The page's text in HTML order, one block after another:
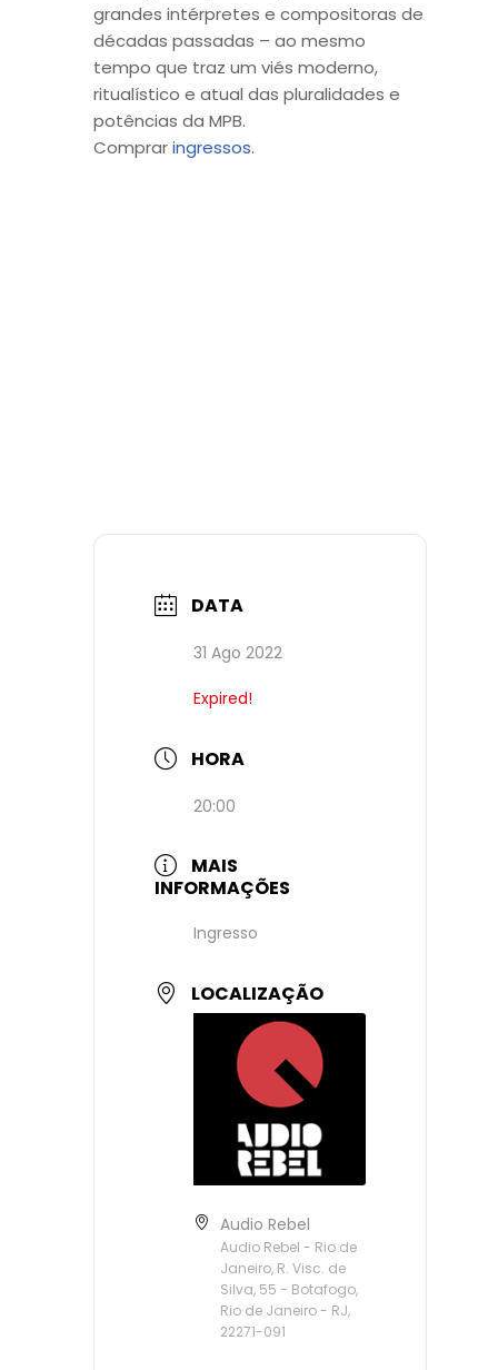
grandes intérpretes e compositoras de
décadas passadas – ao mesmo
tempo que traz um viés moderno,
ritualístico e atual das pluralidades e
potências da MPB.
Compraringressos.
DATA
31 Ago 2022
Expired!
HORA
20:00
MAIS
INFORMAÇÕES
Ingresso
LOCALIZAÇÃO
Audio Rebel
Audio Rebel - Rio de
Janeiro, R. Visc. de
Silva, 55 - Botafogo,
Rio de Janeiro - RJ,
22271-091